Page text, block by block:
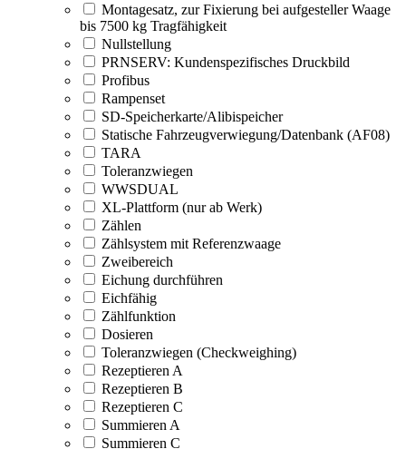
Montagesatz, zur Fixierung bei aufgesteller Waage
bis 7500 kg Tragfähigkeit
Nullstellung
PRNSERV: Kundenspezifisches Druckbild
Profibus
Rampenset
SD-Speicherkarte/Alibispeicher
Statische Fahrzeugverwiegung/Datenbank (AF08)
TARA
Toleranzwiegen
WWSDUAL
XL-Plattform (nur ab Werk)
Zählen
Zählsystem mit Referenzwaage
Zweibereich
Eichung durchführen
Eichfähig
Zählfunktion
Dosieren
Toleranzwiegen (Checkweighing)
Rezeptieren A
Rezeptieren B
Rezeptieren C
Summieren A
Summieren C